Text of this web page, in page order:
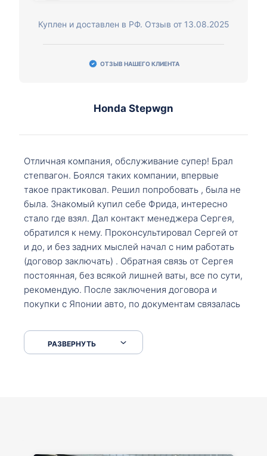
Куплен и доставлен в РФ. Отзыв от 13.08.2025
ОТЗЫВ НАШЕГО КЛИЕНТА
Honda Stepwgn
Отличная компания, обслуживание супер! Брал
степвагон. Боялся таких компании, впервые
такое практиковал. Решил попробовать , была не
была. Знакомый купил себе Фрида, интересно
стало где взял. Дал контакт менеджера Сергея,
обратился к нему. Проконсультировал Сергей от
и до, и без задних мыслей начал с ним работать
(договор заключать) . Обратная связь от Сергея
постоянная, без всякой лишней ваты, все по сути,
рекомендую. После заключения договора и
покупки с Японии авто, по документам связалась
что заполнить, куда зайти, образцы и т.д. После
приехал за авто. Меня тепло встретили Сергей с
РАЗВЕРНУТЬ